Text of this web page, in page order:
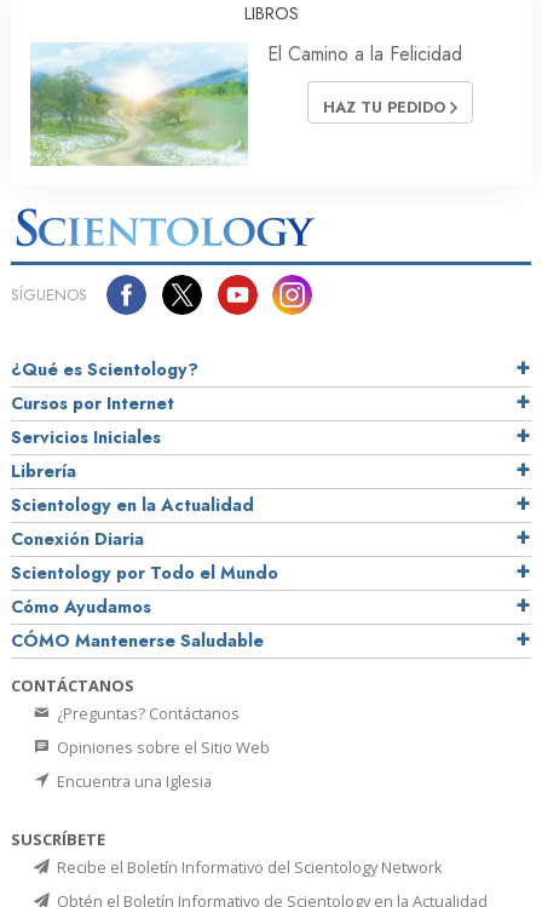
LIBROS
El Camino a la Felicidad
HAZ TU PEDIDO
SÍGUENOS
¿Qué es Scientology?
Cursos por Internet
Servicios Iniciales
Librería
Scientology en la Actualidad
Conexión Diaria
Scientology por Todo el Mundo
Cómo Ayudamos
CÓMO Mantenerse Saludable
CONTÁCTANOS
¿Preguntas? Contáctanos
Opiniones sobre el Sitio Web
Encuentra una Iglesia
SUSCRÍBETE
Recibe el Boletín Informativo del Scientology Network
Obtén el Boletín Informativo de Scientology en la Actualidad